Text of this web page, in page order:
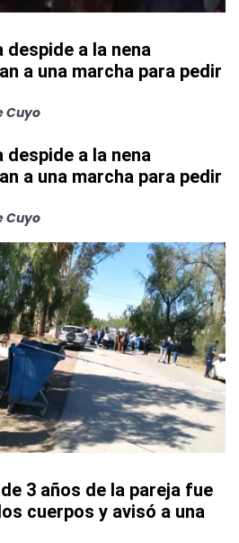
a la nena
a una marcha para pedir
Cuyo
a la nena
a una marcha para pedir
Cuyo
3 años de la pareja fue
cuerpos y avisó a una